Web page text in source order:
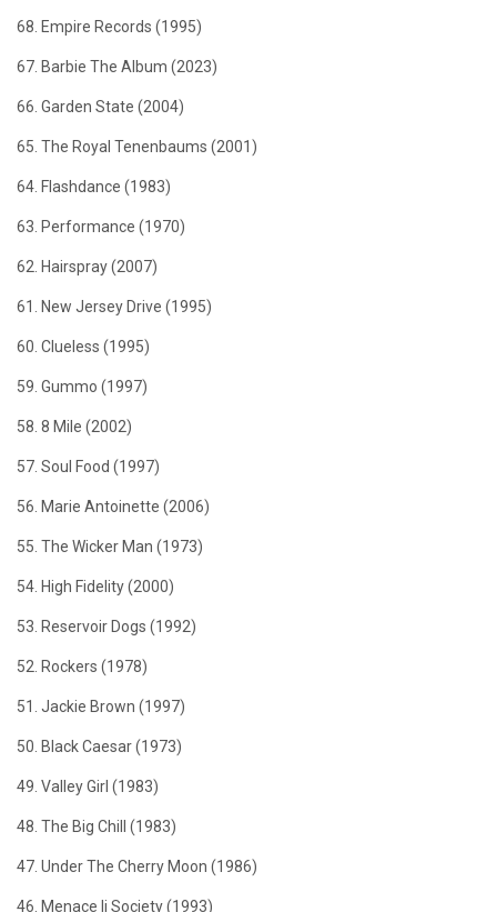
68. Empire Records (1995)
67. Barbie The Album (2023)
66. Garden State (2004)
65. The Royal Tenenbaums (2001)
64. Flashdance (1983)
63. Performance (1970)
62. Hairspray (2007)
61. New Jersey Drive (1995)
60. Clueless (1995)
59. Gummo (1997)
58. 8 Mile (2002)
57. Soul Food (1997)
56. Marie Antoinette (2006)
55. The Wicker Man (1973)
54. High Fidelity (2000)
53. Reservoir Dogs (1992)
52. Rockers (1978)
51. Jackie Brown (1997)
50. Black Caesar (1973)
49. Valley Girl (1983)
48. The Big Chill (1983)
47. Under The Cherry Moon (1986)
46. Menace Ii Society (1993)